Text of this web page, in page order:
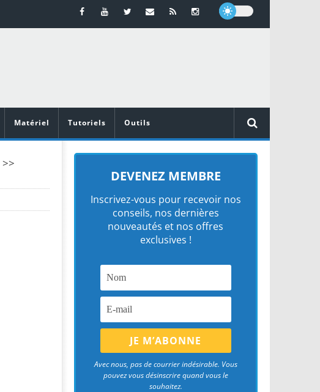
Matériel Tutoriels Outils
>>
DEVENEZ MEMBRE
Inscrivez-vous pour recevoir nos
conseils, nos dernières
nouveautés et nos offres
exclusives !
Avec nous, pas de courrier indésirable. Vous
pouvez vous désinscrire quand vous le
souhaitez.